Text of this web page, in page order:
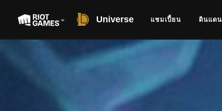
Universe แชมเปี้ยน ดินแดน